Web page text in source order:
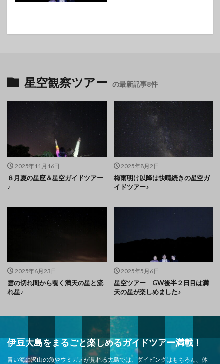
星空観察ツアー の最新記事8件
2025年11月16日
８月夏の星座＆星空ガイドツアー
♪
2025年8月2日
梅雨明け以降は快晴続きの星空ガ
イドツアー♪
2025年6月23日
雲の切れ間から覗く満天の星と流
れ星♪
2025年5月6日
星空ツアー GW後半２日目は満
天の星が楽しめました♪
伊豆大島をまるごと楽しめるガイドツアー満載！
青い海に沢山の魚やウミガメが見れる大島では、ダイビングはもちろん、体